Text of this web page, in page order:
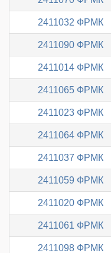
2411032 ФРМК
2411090 ФРМК
2411014 ФРМК
2411065 ФРМК
2411023 ФРМК
2411064 ФРМК
2411037 ФРМК
2411059 ФРМК
2411020 ФРМК
2411061 ФРМК
2411098 ФРМК